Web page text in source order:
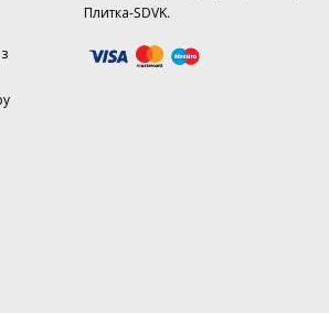
Плитка-SDVK.